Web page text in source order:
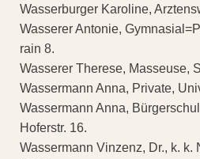
Wasserburger Karoline,
Wasserer Antonie,
rain 8.
Wasserer Therese, Masseuse,
Wassermann Anna, Private,
Wassermann Anna,
Hoferstr. 16.
Wassermann Vinzenz, Dr., k. k.